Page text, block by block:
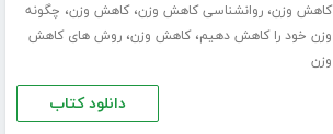
کاهش وزن،روانشناسی کاهش وزن،کاهش وزن، چگونه
وزن خود را کاهش دهیم،کاهش وزن،روش های کاهش
وزن
دانلود کتاب